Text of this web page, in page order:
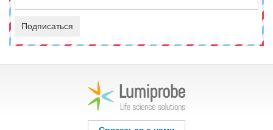
Подписаться